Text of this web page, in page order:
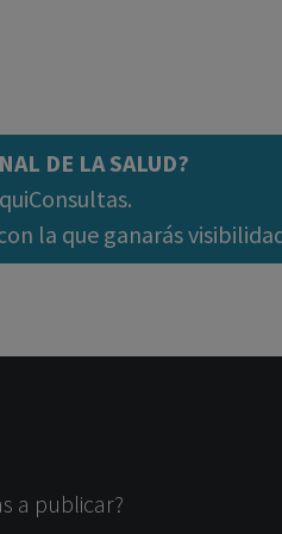
DE LA SALUD?
la que ganarás
a publicar?